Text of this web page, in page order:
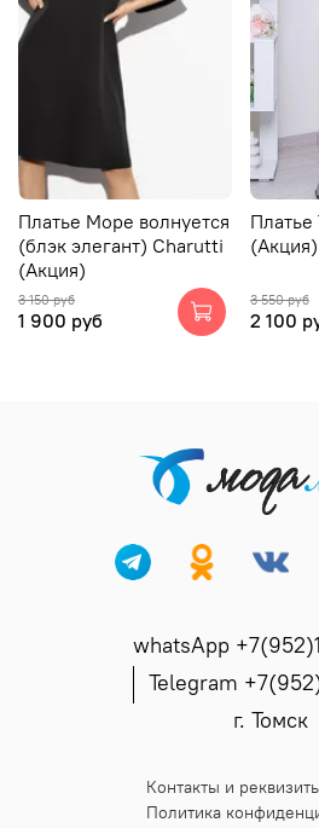
Платье Море волнуется
(блэк элегант) Charutti
(Акция)
3 150 руб
1 900 руб
Платье
(Акция)
3 550 руб
2 100
whatsApp
Telegram
г. Томск
Контакты и
Политика